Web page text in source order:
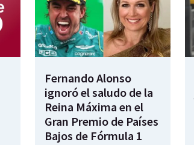
Fernando Alonso
ignoró el saludo de la
Reina Máxima en el
Gran Premio de Países
Bajos de Fórmula 1